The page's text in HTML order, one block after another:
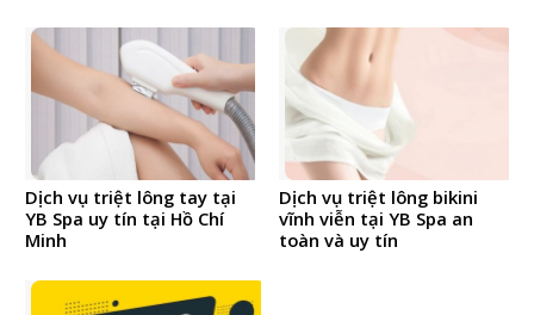
Dịch vụ triệt lông tay tại
YB Spa uy tín tại Hồ Chí
Minh
Dịch vụ triệt lông bikini
vĩnh viễn tại YB Spa an
toàn và uy tín